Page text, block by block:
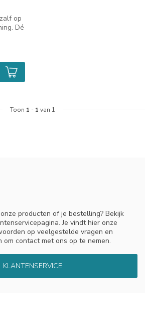
op
Dé
Toon 1 - 1 van 1
producten of je bestelling? Bekijk
Je vindt hier onze
op veelgestelde vragen en
om contact met ons op te nemen.
KLANTENSERVICE